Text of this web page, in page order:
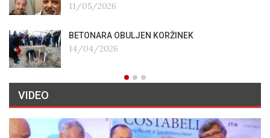
11/05/2026
BETONARA OBULJEN KORŽINEK
14/04/2026
VIDEO